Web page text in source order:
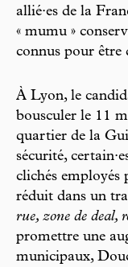
allié·es de la
« mumu »
connus pour être
À Lyon, le
bousculer le 11
quartier de la
sécurité,
clichés
réduit dans un
rue, zone de deal,
promettre une
municipaux,